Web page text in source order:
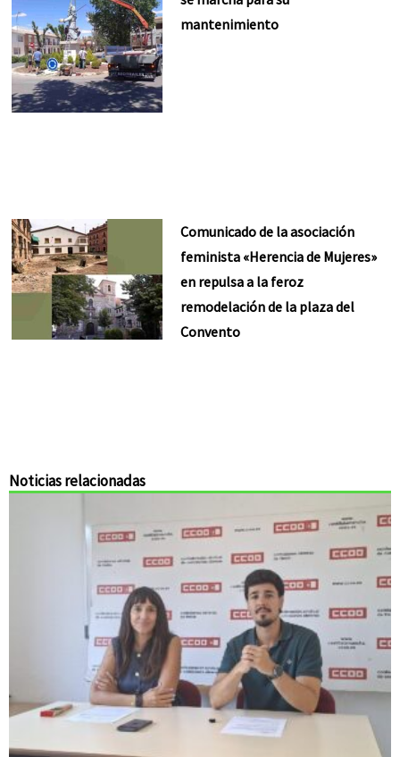
mantenimiento
Comunicado de la asociación
feminista «Herencia de Mujeres»
en repulsa a la feroz
remodelación de la plaza del
Convento
Noticias relacionadas